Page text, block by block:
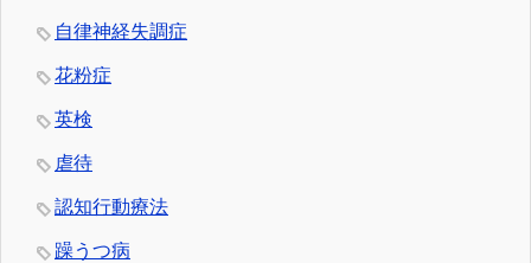
自律神経失調症
花粉症
英検
虐待
認知行動療法
躁うつ病